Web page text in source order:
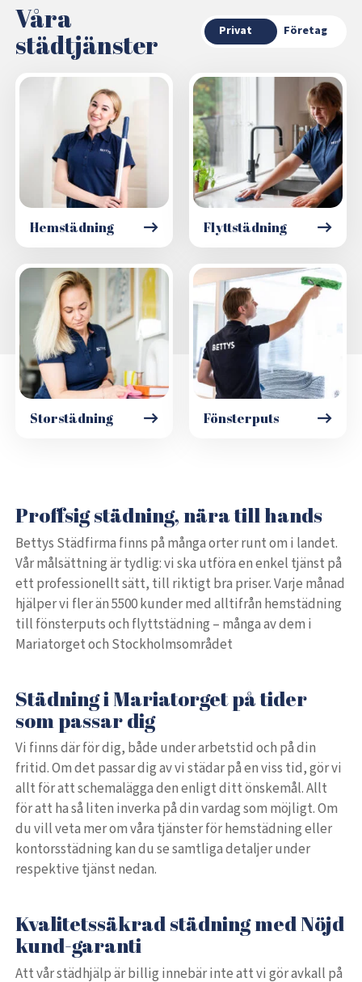
Våra
städtjänster
Privat Företag
Hemstädning Flyttstädning
Storstädning Fönsterputs
Proffsig städning, nära till hands
Bettys Städfirma finns på många orter runt om i landet.
Vår målsättning är tydlig: vi ska utföra en enkel tjänst på
ett professionellt sätt, till riktigt bra priser. Varje månad
hjälper vi fler än 5500 kunder med alltifrån hemstädning
till fönsterputs och flyttstädning – många av dem i
Mariatorget och Stockholmsområdet
Städning i Mariatorget på tider
som passar dig
Vi finns där för dig, både under arbetstid och på din
fritid. Om det passar dig av vi städar på en viss tid, gör vi
allt för att schemalägga den enligt ditt önskemål. Allt
för att ha så liten inverka på din vardag som möjligt. Om
du vill veta mer om våra tjänster för hemstädning eller
kontorsstädning kan du se samtliga detaljer under
respektive tjänst nedan.
Kvalitetssäkrad städning med Nöjd
kund-garanti
Att vår städhjälp är billig innebär inte att vi gör avkall på